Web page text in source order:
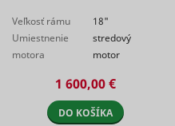
Veľkosť rámu
18"
Umiestnenie
motora
stredový
motor
1 600,00 €
DO KOŠÍKA